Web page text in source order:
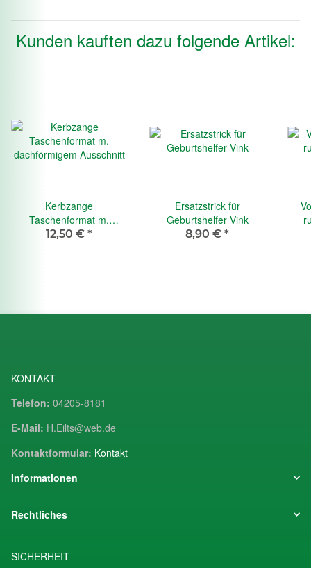
Kunden kauften dazu folgende Artikel:
Kerbzange
Taschenformat m.
dachförmigem Ausschnitt
12,50 € *
Ersatzstrick für
Geburtshelfer Vink
8,90 € *
KONTAKT
Telefon: 04205-8181
E-Mail: H.Eilts@web.de
Kontaktformular: Kontakt
Informationen
Rechtliches
SICHERHEIT